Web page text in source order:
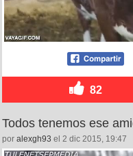
82
Todos tenemos ese
por alexgh93 el 2 dic 2015, 19:47